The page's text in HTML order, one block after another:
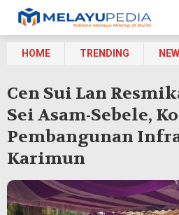
HOME TRENDING
Cen Sui Lan
Sei Asam-Sebele,
Pembangunan
Karimun